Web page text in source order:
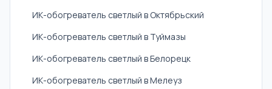
ИК-обогреватель светлый в Октябрьский
ИК-обогреватель светлый в Туймазы
ИК-обогреватель светлый в Белорецк
ИК-обогреватель светлый в Мелеуз